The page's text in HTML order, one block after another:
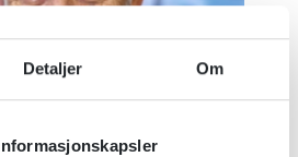
Detaljer Om